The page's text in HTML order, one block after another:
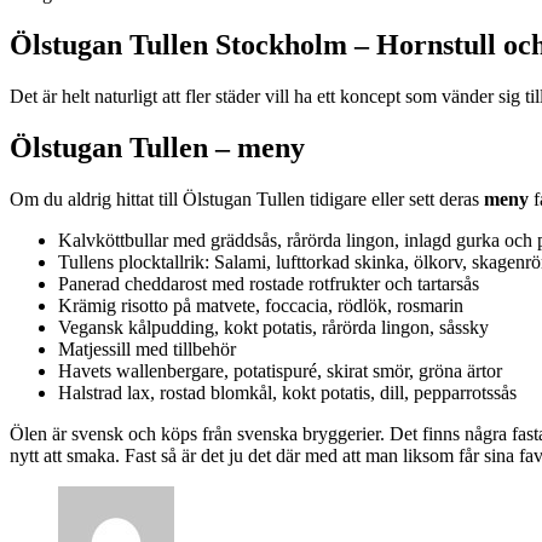
Ölstugan Tullen Stockholm – Hornstull
Det är helt naturligt att fler städer vill ha ett koncept som vänder sig
Ölstugan Tullen – meny
Om du aldrig hittat till Ölstugan Tullen tidigare eller sett deras meny
Kalvköttbullar med gräddsås, rårörda lingon, inlagd gurka och
Tullens plocktallrik: Salami, lufttorkad skinka, ölkorv,
Panerad cheddarost med rostade rotfrukter och tartarsås
Krämig risotto på matvete, foccacia, rödlök, rosmarin
Vegansk kålpudding, kokt potatis, rårörda lingon, såssky
Matjessill med tillbehör
Havets wallenbergare, potatispuré, skirat smör, gröna ärtor
Halstrad lax, rostad blomkål, kokt potatis, dill, pepparrotssås
Ölen är svensk och köps från svenska bryggerier. Det finns några
nytt att smaka. Fast så är det ju det där med att man liksom får sina